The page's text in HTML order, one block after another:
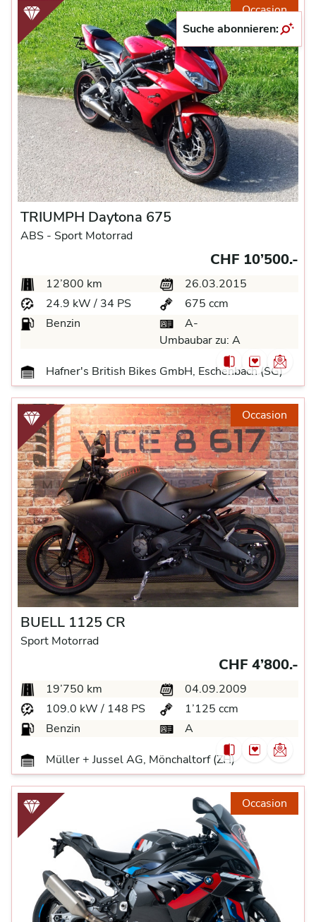
Occasion
TRIUMPH Daytona 675
ABS - Sport Motorrad
CHF 10’500.-
12’800 km
26.03.2015
24.9 kW / 34 PS
675 ccm
Benzin
A-
Umbaubar zu: A
Hafner's British Bikes GmbH, Eschenbach (SG)
Occasion
BUELL 1125 CR
Sport Motorrad
CHF 4’800.-
19’750 km
04.09.2009
109.0 kW / 148 PS
1’125 ccm
Benzin
A
Müller + Jussel AG, Mönchaltorf (ZH)
Occasion
Suche abonnieren: